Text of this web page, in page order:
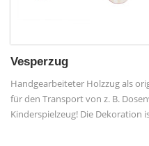
Vesperzug
Handgearbeiteter Holzzug als
für den Transport von z. B.
Kinderspielzeug! Die Dekoration